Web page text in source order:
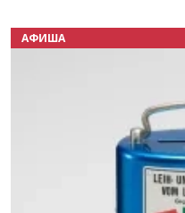
АФИША